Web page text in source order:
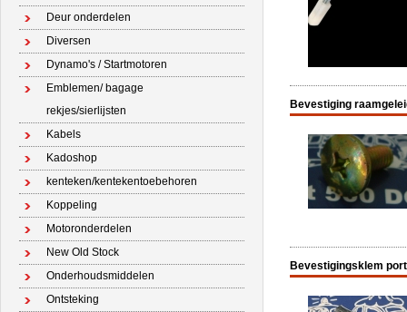
Deur onderdelen
Diversen
Dynamo's / Startmotoren
Emblemen/ bagage
rekjes/sierlijsten
Kabels
Kadoshop
kenteken/kentekentoebehoren
Koppeling
Motoronderdelen
New Old Stock
Onderhoudsmiddelen
Ontsteking
Bevestiging
Bevestigingsklem